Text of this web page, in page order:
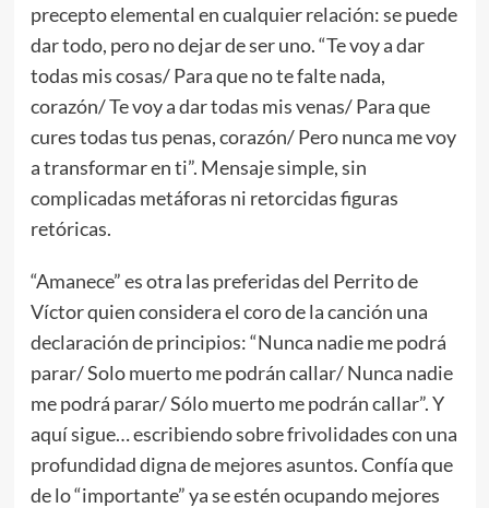
precepto elemental en cualquier relación: se puede
dar todo, pero no dejar de ser uno. “Te voy a dar
todas mis cosas/ Para que no te falte nada,
corazón/ Te voy a dar todas mis venas/ Para que
cures todas tus penas, corazón/ Pero nunca me voy
a transformar en ti”. Mensaje simple, sin
complicadas metáforas ni retorcidas figuras
retóricas.
“Amanece” es otra las preferidas del Perrito de
Víctor quien considera el coro de la canción una
declaración de principios: “Nunca nadie me podrá
parar/ Solo muerto me podrán callar/ Nunca nadie
me podrá parar/ Sólo muerto me podrán callar”. Y
aquí sigue… escribiendo sobre frivolidades con una
profundidad digna de mejores asuntos. Confía que
de lo “importante” ya se estén ocupando mejores